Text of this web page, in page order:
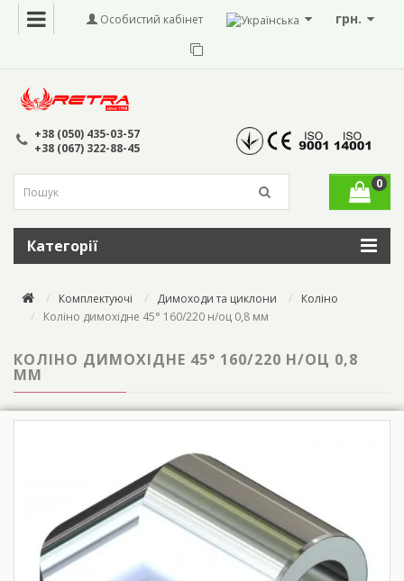
грн.
Особистий кабінет
+38 (050) 435-03-57
+38 (067) 322-88-45
0
Категорії
Комплектуючі Димоходи та циклони
Коліно
Коліно димохідне 45° 160/220 н/оц 0,8 мм
КОЛІНО ДИМОХІДНЕ 45° 160/220 Н/ОЦ 0,8
ММ